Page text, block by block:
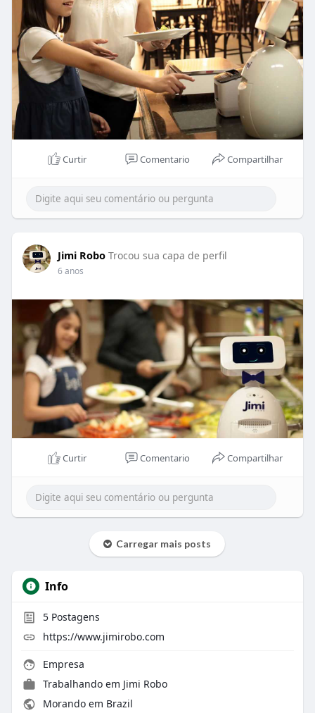
Curtir Comentario Compartilhar
Jimi Robo Trocou sua capa de perfil
6 anos
Curtir Comentario Compartilhar
Carregar mais posts
Info
5Postagens
https://www.jimirobo.com
Empresa
Trabalhando em Jimi Robo
Morando em Brazil